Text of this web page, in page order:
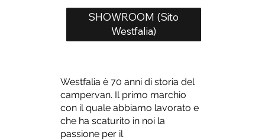
Westfalia è 70 anni di storia del
campervan. Il primo marchio
con il quale abbiamo lavorato e
che ha scaturito in noi la
passione per il
SHOWROOM (Sito
Westfalia)